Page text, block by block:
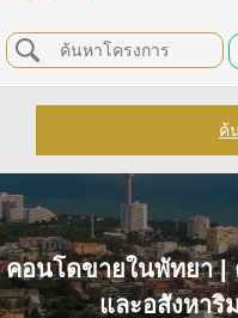
ค้
คอนโดขายในพัทยา |
และอสังหาริ